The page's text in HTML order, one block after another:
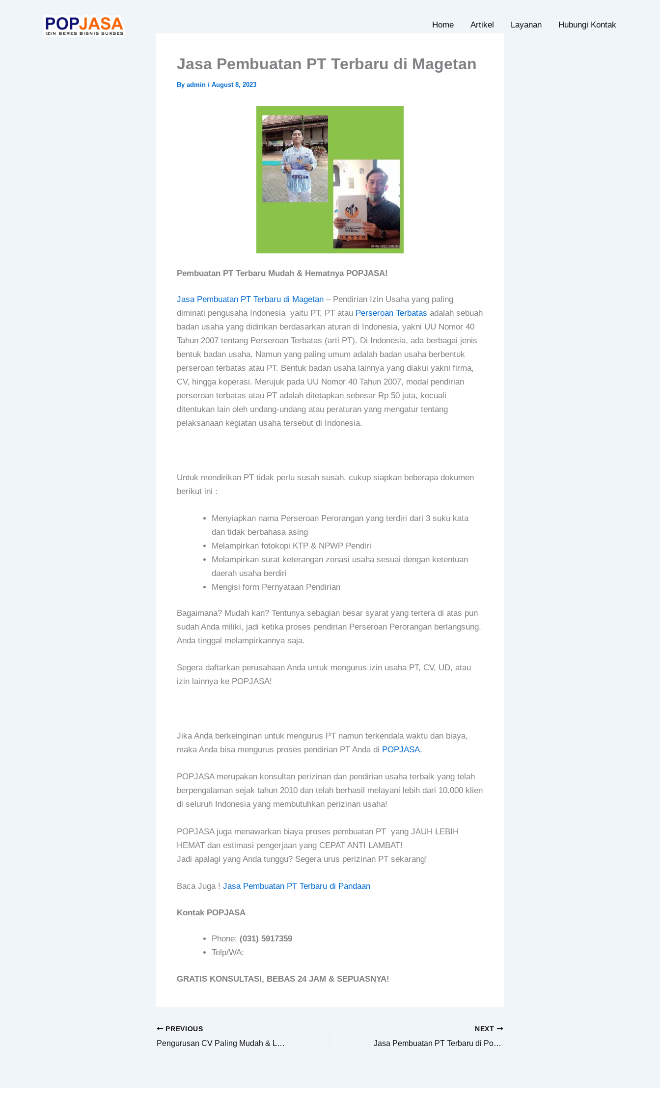
Home Artikel Layanan Hubungi Kontak
Jasa Pembuatan PT Terbaru di Magetan
By admin / August 8, 2023
Pembuatan PT Terbaru Mudah & Hematnya POPJASA!
Jasa Pembuatan PT Terbaru di Magetan– Pendirian Izin Usaha yang paling
diminati pengusaha Indonesia yaitu PT, PT atau Perseroan Terbatas adalah sebuah
badan usaha yang didirikan berdasarkan aturan di Indonesia, yakni UU Nomor 40
Tahun 2007 tentang Perseroan Terbatas (arti PT). Di Indonesia, ada berbagai jenis
bentuk badan usaha. Namun yang paling umum adalah badan usaha berbentuk
perseroan terbatas atau PT. Bentuk badan usaha lainnya yang diakui yakni firma,
CV, hingga koperasi. Merujuk pada UU Nomor 40 Tahun 2007, modal pendirian
perseroan terbatas atau PT adalah ditetapkan sebesar Rp 50 juta, kecuali
ditentukan lain oleh undang-undang atau peraturan yang mengatur tentang
pelaksanaan kegiatan usaha tersebut di Indonesia.
Untuk mendirikan PT tidak perlu susah susah, cukup siapkan beberapa dokumen
berikut ini :
Menyiapkan nama Perseroan Perorangan yang terdiri dari 3 suku kata
dan tidak berbahasa asing
Melampirkan fotokopi KTP & NPWP Pendiri
Melampirkan surat keterangan zonasi usaha sesuai dengan ketentuan
daerah usaha berdiri
Mengisi form Pernyataan Pendirian
Bagaimana? Mudah kan? Tentunya sebagian besar syarat yang tertera di atas pun
sudah Anda miliki, jadi ketika proses pendirian Perseroan Perorangan berlangsung,
Anda tinggal melampirkannya saja.
Segera daftarkan perusahaan Anda untuk mengurus izin usaha PT, CV, UD, atau
izin lainnya ke POPJASA!
Jika Anda berkeinginan untuk mengurus PT namun terkendala waktu dan biaya,
maka Anda bisa mengurus proses pendirian PT Anda di POPJASA.
POPJASA merupakan konsultan perizinan dan pendirian usaha terbaik yang telah
berpengalaman sejak tahun 2010 dan telah berhasil melayani lebih dari 10.000 klien
di seluruh Indonesia yang membutuhkan perizinan usaha!
POPJASA juga menawarkan biaya proses pembuatan PT yang JAUH LEBIH
HEMAT dan estimasi pengerjaan yang CEPAT ANTI LAMBAT!
Jadi apalagi yang Anda tunggu? Segera urus perizinan PT sekarang!
Baca Juga ! Jasa Pembuatan PT Terbaru di Pandaan
Kontak POPJASA
Phone: (031) 5917359
Telp/WA:
GRATIS KONSULTASI, BEBAS 24 JAM & SEPUASNYA!
PREVIOUS
Pengurusan CV Paling Mudah & Lengkap Trenggalek
NEXT
Jasa Pembuatan PT Terbaru di Ponorogo